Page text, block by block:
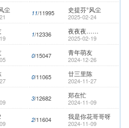
尘 11/11995 史提芬°风尘
2025-02-24
1/12336 夜夜夜……
2025-02-19
0/15047 青年萌友
2024-12-26
0/11065 廿三里陈
2024-11-27
3/12682 郑在忙
2024-11-09
2/11604 我是你花哥哥呀
2024-11-09